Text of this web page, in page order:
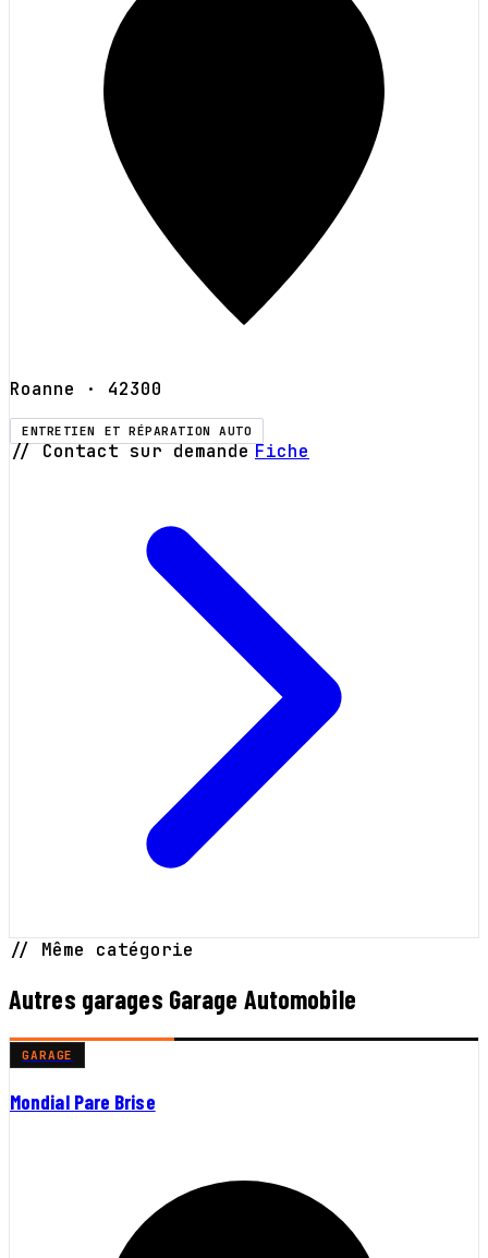
Roanne · 42300
ENTRETIEN ET RÉPARATION AUTO
// Contact sur demande Fiche
// Même catégorie
Autres garages Garage Automobile
GARAGE
Mondial Pare Brise